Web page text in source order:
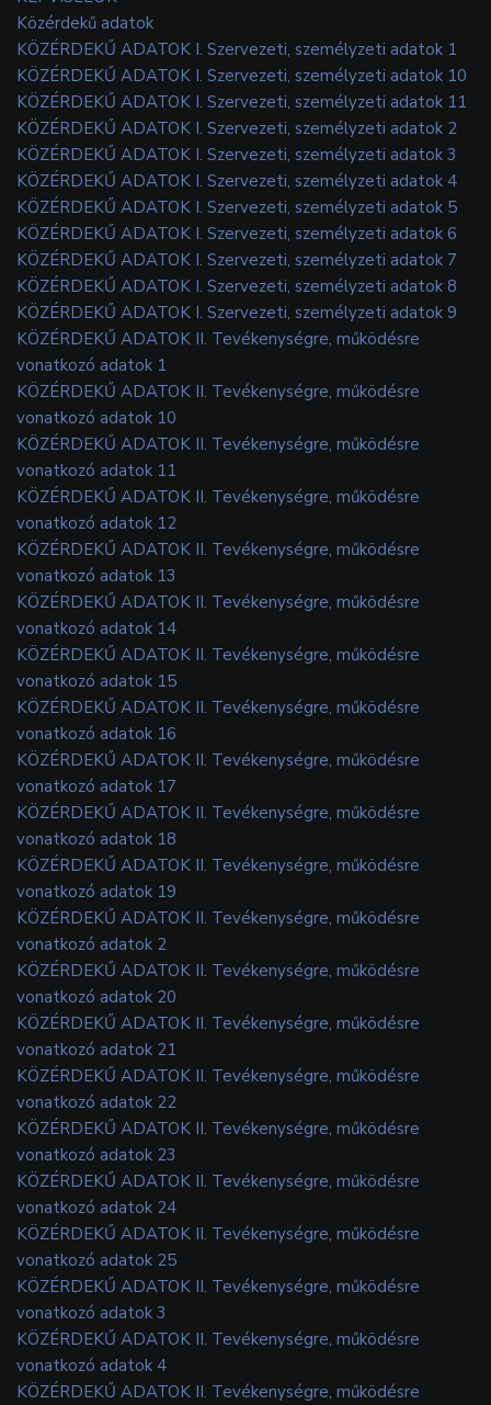
Közérdekű adatok
KÖZÉRDEKŰ ADATOK I. Szervezeti, személyzeti adatok 1
KÖZÉRDEKŰ ADATOK I. Szervezeti, személyzeti adatok 10
KÖZÉRDEKŰ ADATOK I. Szervezeti, személyzeti adatok 11
KÖZÉRDEKŰ ADATOK I. Szervezeti, személyzeti adatok 2
KÖZÉRDEKŰ ADATOK I. Szervezeti, személyzeti adatok 3
KÖZÉRDEKŰ ADATOK I. Szervezeti, személyzeti adatok 4
KÖZÉRDEKŰ ADATOK I. Szervezeti, személyzeti adatok 5
KÖZÉRDEKŰ ADATOK I. Szervezeti, személyzeti adatok 6
KÖZÉRDEKŰ ADATOK I. Szervezeti, személyzeti adatok 7
KÖZÉRDEKŰ ADATOK I. Szervezeti, személyzeti adatok 8
KÖZÉRDEKŰ ADATOK I. Szervezeti, személyzeti adatok 9
KÖZÉRDEKŰ ADATOK II. Tevékenységre, működésre
vonatkozó adatok 1
KÖZÉRDEKŰ ADATOK II. Tevékenységre, működésre
vonatkozó adatok 10
KÖZÉRDEKŰ ADATOK II. Tevékenységre, működésre
vonatkozó adatok 11
KÖZÉRDEKŰ ADATOK II. Tevékenységre, működésre
vonatkozó adatok 12
KÖZÉRDEKŰ ADATOK II. Tevékenységre, működésre
vonatkozó adatok 13
KÖZÉRDEKŰ ADATOK II. Tevékenységre, működésre
vonatkozó adatok 14
KÖZÉRDEKŰ ADATOK II. Tevékenységre, működésre
vonatkozó adatok 15
KÖZÉRDEKŰ ADATOK II. Tevékenységre, működésre
vonatkozó adatok 16
KÖZÉRDEKŰ ADATOK II. Tevékenységre, működésre
vonatkozó adatok 17
KÖZÉRDEKŰ ADATOK II. Tevékenységre, működésre
vonatkozó adatok 18
KÖZÉRDEKŰ ADATOK II. Tevékenységre, működésre
vonatkozó adatok 19
KÖZÉRDEKŰ ADATOK II. Tevékenységre, működésre
vonatkozó adatok 2
KÖZÉRDEKŰ ADATOK II. Tevékenységre, működésre
vonatkozó adatok 20
KÖZÉRDEKŰ ADATOK II. Tevékenységre, működésre
vonatkozó adatok 21
KÖZÉRDEKŰ ADATOK II. Tevékenységre, működésre
vonatkozó adatok 22
KÖZÉRDEKŰ ADATOK II. Tevékenységre, működésre
vonatkozó adatok 23
KÖZÉRDEKŰ ADATOK II. Tevékenységre, működésre
vonatkozó adatok 24
KÖZÉRDEKŰ ADATOK II. Tevékenységre, működésre
vonatkozó adatok 25
KÖZÉRDEKŰ ADATOK II. Tevékenységre, működésre
vonatkozó adatok 3
KÖZÉRDEKŰ ADATOK II. Tevékenységre, működésre
vonatkozó adatok 4
KÖZÉRDEKŰ ADATOK II. Tevékenységre, működésre